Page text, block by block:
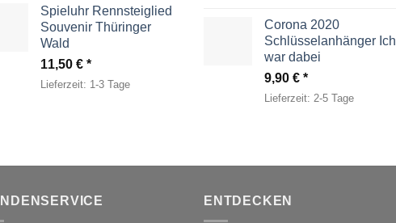
Spieluhr Rennsteiglied
Souvenir Thüringer
Wald
11,50 €
Lieferzeit: 1-3 Tage
Corona 2020
Schlüsselanhänger Ich
war dabei
9,90 €
Lieferzeit: 2-5 Tage
ENTDECKEN